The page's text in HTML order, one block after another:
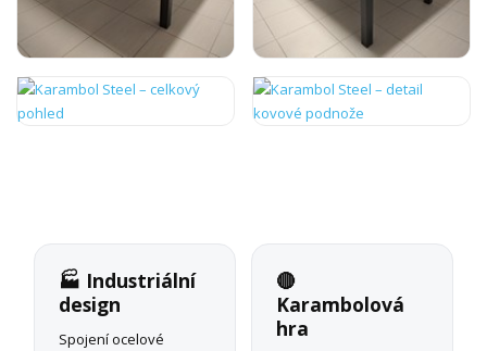
🏭 Industriální
design
Spojení ocelové
🔴
Karambolová
hra